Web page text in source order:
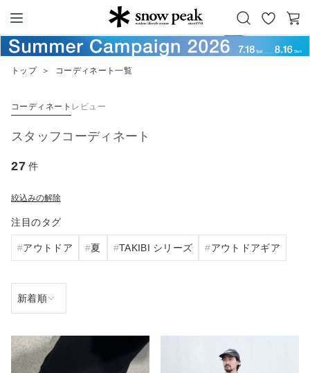
Snow Peak
お
気
カ
ー
トップ ＞ コーディネート一覧
コーディネート レビュー
スタッフコーディネート
27 件
絞込みの解除
注目のタグ
アウトドア 夏 TAKIBI シリーズ アウトドアギア